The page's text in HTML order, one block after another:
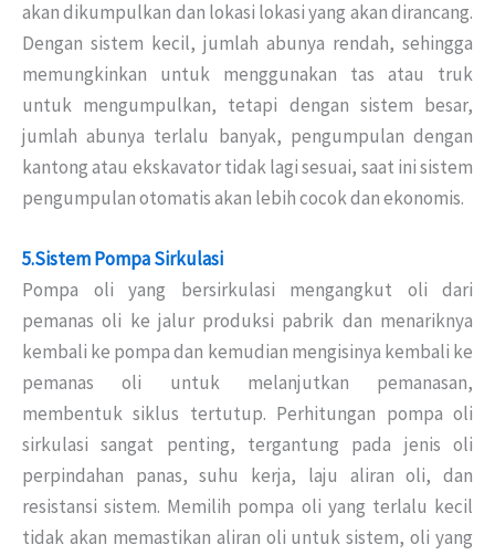
akan dikumpulkan dan lokasi lokasi yang akan dirancang.
Dengan sistem kecil, jumlah abunya rendah, sehingga
memungkinkan untuk menggunakan tas atau truk
untuk mengumpulkan, tetapi dengan sistem besar,
jumlah abunya terlalu banyak, pengumpulan dengan
kantong atau ekskavator tidak lagi sesuai, saat ini sistem
pengumpulan otomatis akan lebih cocok dan ekonomis.
5.Sistem Pompa Sirkulasi
Pompa oli yang bersirkulasi mengangkut oli dari
pemanas oli ke jalur produksi pabrik dan menariknya
kembali ke pompa dan kemudian mengisinya kembali ke
pemanas oli untuk melanjutkan pemanasan,
membentuk siklus tertutup. Perhitungan pompa oli
sirkulasi sangat penting, tergantung pada jenis oli
perpindahan panas, suhu kerja, laju aliran oli, dan
resistansi sistem. Memilih pompa oli yang terlalu kecil
tidak akan memastikan aliran oli untuk sistem, oli yang